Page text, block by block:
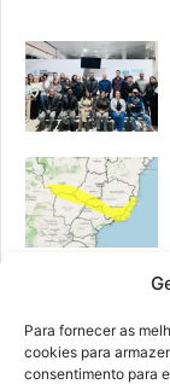
Para fornecer as
cookies para
consentimento para